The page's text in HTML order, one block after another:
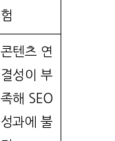
험
콘텐츠 연
결성이 부
족해 SEO
성과에 불